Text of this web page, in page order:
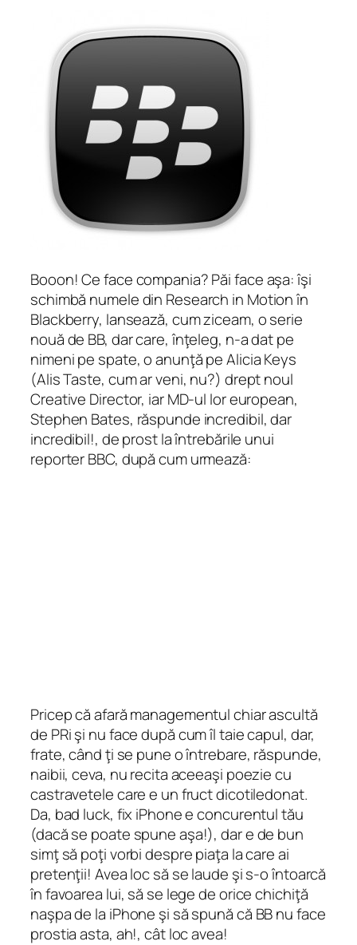
Booon! Ce face compania? Păi face aşa: îşi
schimbă numele din Research in Motion în
Blackberry, lansează, cum ziceam, o serie
nouă de BB, dar care, înţeleg, n-a dat pe
nimeni pe spate, o anunţă pe Alicia Keys
(Alis Taste, cum ar veni, nu?) drept noul
Creative Director, iar MD-ul lor european,
Stephen Bates, răspunde incredibil, dar
incredibil!, de prost la întrebările unui
reporter BBC, după cum urmează:
Pricep că afară managementul chiar ascultă
de PRi şi nu face după cum îl taie capul, dar,
frate, când ţi se pune o întrebare, răspunde,
naibii, ceva, nu recita aceeaşi poezie cu
castravetele care e un fruct dicotiledonat.
Da, bad luck, fix iPhone e concurentul tău
(dacă se poate spune aşa!), dar e de bun
simţ să poţi vorbi despre piaţa la care ai
pretenţii! Avea loc să se laude şi s-o întoarcă
în favoarea lui, să se lege de orice chichiţă
naşpa de la iPhone şi să spună că BB nu face
prostia asta, ah!, cât loc avea!